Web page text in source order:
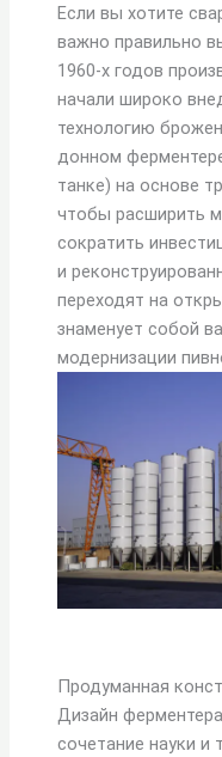
Если вы хотите
важно правильно
1960-х годов
начали широко
технологию
донном
танке) на основе
чтобы расширить
сократить
и
переходят на
знаменует собой
модернизации
Продуманная
Дизайн
сочетание науки и